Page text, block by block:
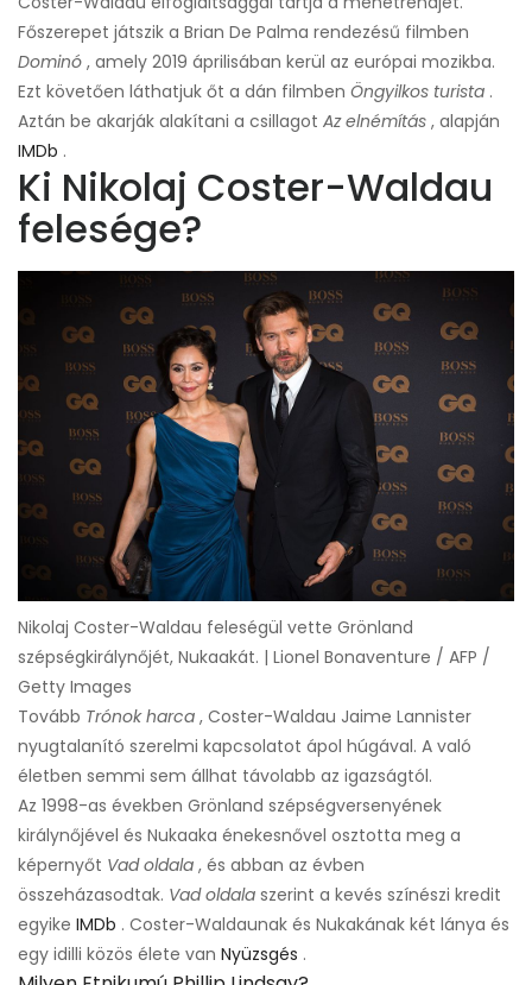
Főszerepet játszik a Brian De Palma rendezésű filmben
Dominó , amely 2019 áprilisában kerül az európai mozikba.
Ezt követően láthatjuk őt a dán filmben Öngyilkos turista .
Aztán be akarják alakítani a csillagot Az elnémítás , alapján
IMDb .
Ki Nikolaj Coster-Waldau
felesége?
Nikolaj Coster-Waldau feleségül vette Grönland
szépségkirálynőjét, Nukaakát. | Lionel Bonaventure / AFP /
Getty Images
Tovább Trónok harca , Coster-Waldau Jaime Lannister
nyugtalanító szerelmi kapcsolatot ápol húgával. A való
életben semmi sem állhat távolabb az igazságtól.
Az 1998-as években Grönland szépségversenyének
királynőjével és Nukaaka énekesnővel osztotta meg a
képernyőt Vad oldala , és abban az évben
összeházasodtak. Vad oldala szerint a kevés színészi kredit
egyike IMDb . Coster-Waldaunak és Nukakának két lánya és
egy idilli közös élete van Nyüzsgés .